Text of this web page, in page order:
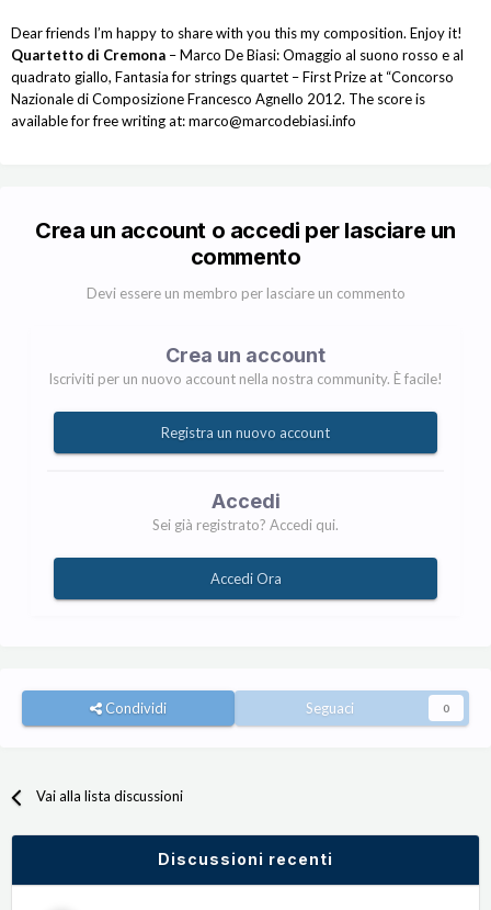
Dear friends I’m happy to share with you this my composition. Enjoy it!
Quartetto di Cremona – Marco De Biasi: Omaggio al suono rosso e al
quadrato giallo, Fantasia for strings quartet – First Prize at “Concorso
Nazionale di Composizione Francesco Agnello 2012. The score is
available for free writing at: marco@marcodebiasi.info
Crea un account o accedi per lasciare un
commento
Devi essere un membro per lasciare un commento
Crea un account
Iscriviti per un nuovo account nella nostra community. È facile!
Registra un nuovo account
Accedi
Sei già registrato? Accedi qui.
Accedi Ora
Condividi Seguaci 0
Vai alla lista discussioni
Discussioni recenti